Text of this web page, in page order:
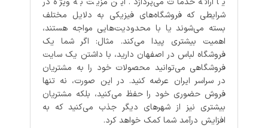
شرایطی که فروشگاه‌های فیزیکی به دلایل مختلف
بسته می‌شوند یا با محدودیت‌هایی مواجه هستند،
اهمیت بیشتری پیدا می‌کند. مثال: اگر شما یک
فروشگاه لباس در اصفهان دارید، با داشتن یک سایت
فروشگاهی می‌توانید محصولات خود را به مشتریان
در سراسر ایران عرضه کنید. در این صورت، نه تنها
فروش حضوری خود را حفظ می‌کنید، بلکه مشتریان
بیشتری نیز از شهرهای دیگر جذب می‌کنید که به
افزایش درآمد شما کمک خواهد کرد.